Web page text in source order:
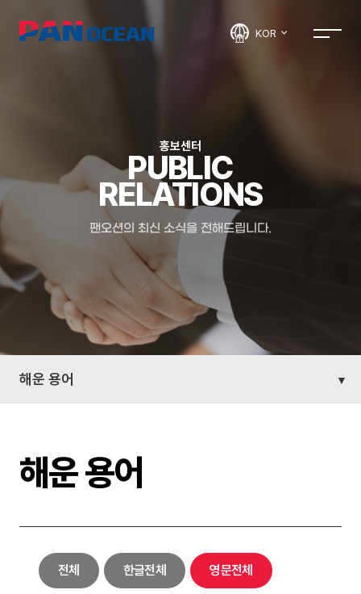
KOR
홍보센터
PUBLIC
RELATIONS
팬오션의 최신 소식을 전해드립니다.
해운 용어
해운 용어
전체 한글전체 영문전체